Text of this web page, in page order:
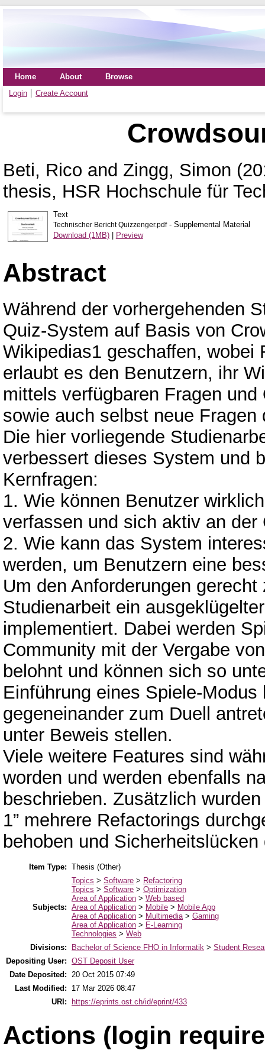
Home About
Browse
Login
Create Account
Beti, Rico and Zingg, Simon
thesis, HSR Hochschule für
Text
Technischer Bericht Quizzenger.pdf- Supplemental Material
Download (1MB)| Preview
Abstract
Während der vorhergehenden
Quiz-System auf Basis von
Wikipedias1 geschaffen, wobei
erlaubt es den Benutzern, ihr
mittels verfügbaren Fragen
sowie auch selbst neue
Die hier vorliegende
verbessert dieses System und
Kernfragen:
1. Wie können Benutzer
verfassen und sich aktiv an
2. Wie kann das System
werden, um Benutzern eine
Um den Anforderungen
Studienarbeit ein
implementiert. Dabei werden
Community mit der Vergabe
belohnt und können sich so
Einführung eines Spiele-
gegeneinander zum Duell
unter Beweis stellen.
Viele weitere Features sind
worden und werden ebenfalls
beschrieben. Zusätzlich
1” mehrere Refactorings
behoben und
Item Type: Thesis (Other)
Subjects:
Topics > Software > Refactoring
Topics > Software > Optimization
Area of Application > Web based
Area of Application > Mobile > Mobile App
Area of Application > Multimedia> Gaming
Area of Application > E-Learning
Technologies > Web
Divisions:
Bachelor of Science FHO in Informatik > Student
Depositing User: OST Deposit User
Date Deposited: 20 Oct 2015 07:49
Last Modified:
17 Mar 2026 08:47
URI:
https://eprints.ost.ch/id/eprint/433
Actions (login